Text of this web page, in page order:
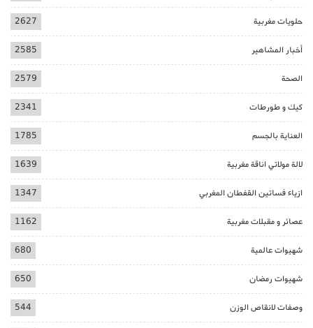
حلويات مغربية 2627
أخبار المشاهير 2585
الصحة 2579
كيك و طورطات 2341
العناية بالجسم 1785
لالة مولاتي اناقة مغربية 1639
ازياء فساتين القفطان المغربي 1347
عصائر و مقبلات مغربية 1162
شهيوات عالمية 680
شهيوات رمضان 650
وصفات لانقاص الوزن 544